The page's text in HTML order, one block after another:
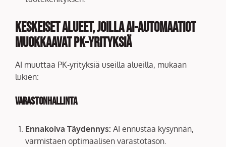
Keskeiset Alueet, Joilla AI-automaatiot
Muokkaavat PK-yrityksiä
AI muuttaa PK-yrityksiä useilla alueilla, mukaan
lukien:
Varastonhallinta
Ennakoiva Täydennys: AI ennustaa kysynnän,
varmistaen optimaalisen varastotason.